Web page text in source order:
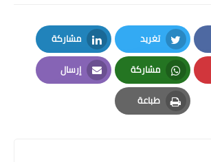
تغريد
Twitter
مشاركة
LinkedIn
مشاركة
Whatsapp
إرسال
Email
طباعة
Print